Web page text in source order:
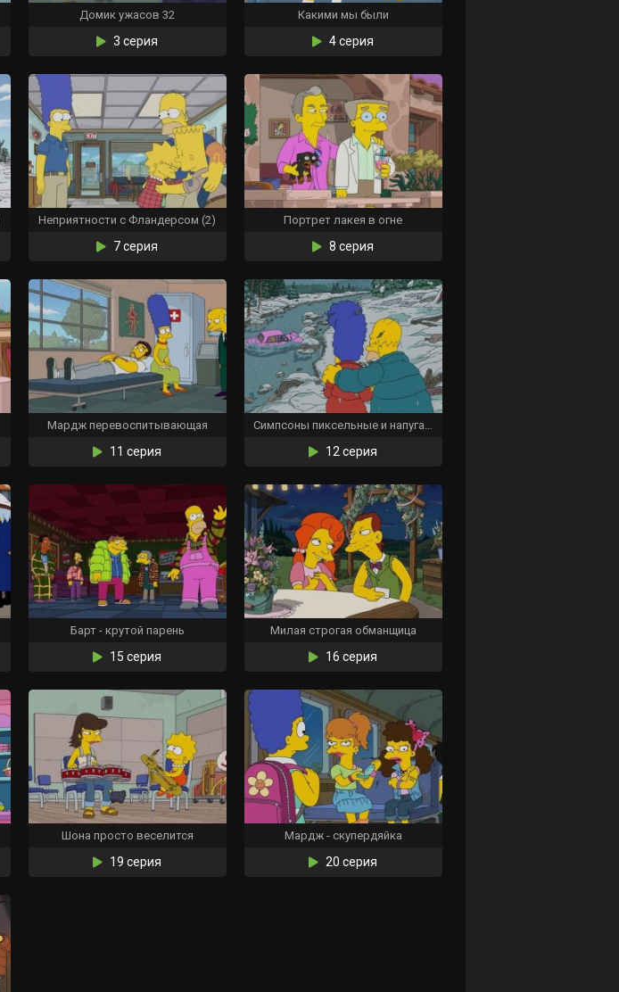
Домик ужасов 32
3 серия
Какими мы были
4 серия
Неприятности с Фландерсом (2)
7 серия
Портрет лакея в огне
8 серия
Мардж перевоспитывающая
11 серия 12 серия
Барт - крутой парень
15 серия
Милая строгая обманщица
16 серия
Шона просто веселится
19 серия
Мардж - скупердяйка
20 серия